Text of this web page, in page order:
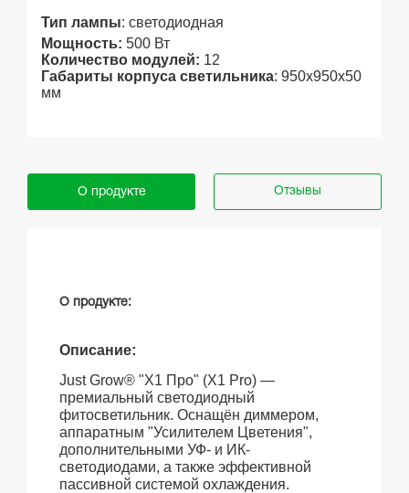
Тип лампы: светодиодная
Мощность: 500 Вт
Количество модулей: 12
Габариты корпуса светильника: 950х950х50
мм
О продукте Отзывы
О продукте:
Описание:
Just Grow® "Х1 Про" (X1 Pro) —
премиальный светодиодный
фитосветильник. Оснащён диммером,
аппаратным "Усилителем Цветения",
дополнительными УФ- и ИК-
светодиодами, а также эффективной
пассивной системой охлаждения.